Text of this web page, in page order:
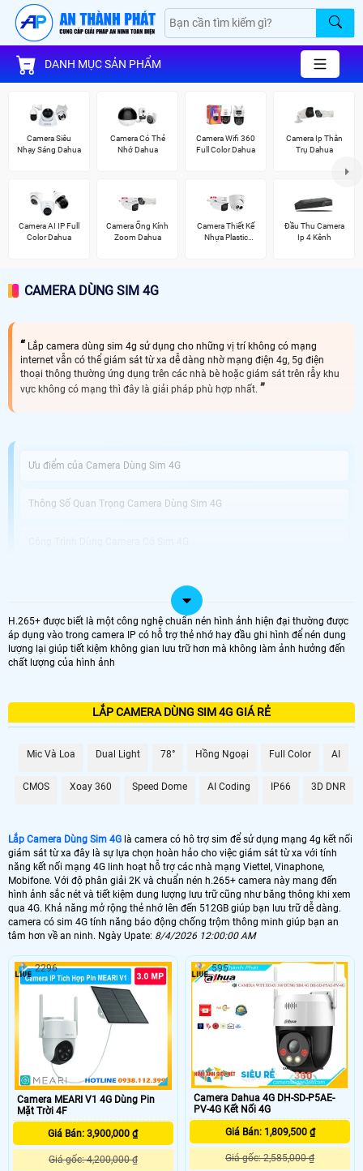
DANH MỤC SẢN PHẨM
Camera Siêu
Nhạy Sáng Dahua
Camera Có Thẻ
Nhớ Dahua
Camera Wifi 360
Full Color Dahua
Camera Ip Thân
Trụ Dahua
Camera AI IP Full
Color Dahua
Camera Ống Kính
Zoom Dahua
Camera Thiết Kế
Nhựa Plastic
Đầu Thu Camera
Ip 4 Kênh
CAMERA DÙNG SIM 4G
Lắp camera dùng sim 4g sử dụng cho những vị trí không có mạng
internet vẫn có thể giám sát từ xa dễ dàng nhờ mạng điện 4g, 5g điện
thoại thông thường ứng dụng trên các nhà bè hoặc giám sát trên rẫy khu
vực không có mạng thì đây là giải pháp phù hợp nhất.
Ưu điểm của Camera Dùng Sim 4G
Thông Số Quan Trọng Camera Dùng Sim 4G
Lắp Camera Dùng Sim 4G là lựa chọn hoàn hảo cho việc giám sát từ xa và bảo
vệ an ninh tại những vị trí không có sẵn kết nối wifi. Với thiết kế tiện lợi và tính
năng nổi bật, đây là giải pháp hiệu quả để quản lý và giám sát căn nhà, cửa
hàng, văn phòng hay bất kỳ không gian nào khác mà bạn quan tâm. Camera
Nét độc đáo hơn của sản phẩm với khả năng tải dữ liệu qua sim 4G bạn có thể
lưu trữ và sao lưu video một cách dễ dàng.
minh, giúp bạn nhận biết và phát hiện sự can thiệp vào không gian giám sát.
mọi chi tiết một cách rõ ràng. Với kết nối ổn định và tin cậy, Camera Dùng Sim
4G sẽ là trợ thủ đắc lực trong việc bảo vệ và theo dõi an ninh tại các vị trí không
H.265+ được biết là một công nghệ chuẩn nén hình ảnh hiện đại thường được
áp dụng vào trong camera IP có hỗ trợ thẻ nhớ hay đầu ghi hình để nén dung
lượng lại giúp tiết kiệm không gian lưu trữ hơn mà không làm ảnh hưởng đến
chất lượng của hình ảnh
LẮP CAMERA DÙNG SIM 4G GIÁ RẺ
Mic Và Loa Dual Light 78° Hồng Ngoại Full Color AI
CMOS Xoay 360 Speed Dome AI Coding IP66 3D DNR
Lắp Camera Dùng Sim 4G là camera có hô trợ sim để sử dụng mạng 4g kết nối
giám sát từ xa đây là sự lựa chọn hoàn hảo cho việc giám sát từ xa với tính
năng kết nối mạng 4G linh hoạt hỗ trợ các nhà mạng Viettel, Vinaphone,
Mobifone. Với độ phân giải 2K và chuẩn nén h.265+ camera này mang đến
hình ảnh sắc nét và tiết kiệm dung lượng lưu trữ cũng như băng thông khi xem
qua 4G. Khả năng mở rộng thẻ nhớ lên đến 512GB giúp bạn lưu trữ dễ dàng.
camera có sim 4G tính năng báo động chống trộm thông minh giúp bạn an
tâm hơn về an ninh. Ngày Upate: 8/4/2026 12:00:00 AM
Camera MEARI V1 4G Dùng Pin
Mặt Trời 4F
Giá Bán: 3,900,000 ₫
Giá gốc: 4,200,000 ₫
2296
Camera Dahua 4G DH-SD-P5AE-
PV-4G Kết Nối 4G
Giá Bán: 1,809,500 ₫
Giá gốc: 2,585,000 ₫
595